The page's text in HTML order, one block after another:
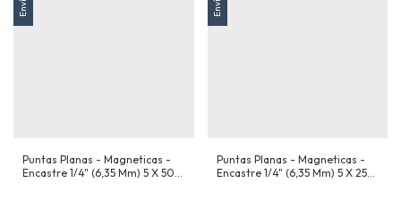
Puntas Planas - Magneticas -
Encastre 1/4" (6,35 Mm) 5 X 50
Puntas Planas - Magneticas -
Encastre 1/4" (6,35 Mm) 5 X 25